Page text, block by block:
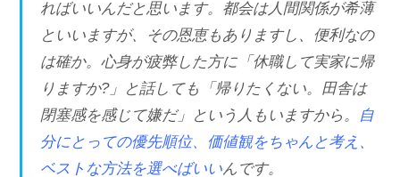
ればいいんだと思います。都会は人間関係が希薄
といいますが、その恩恵もありますし、便利なの
は確か。心身が疲弊した方に「休職して実家に帰
りますか?」と話しても「帰りたくない。田舎は
閉塞感を感じて嫌だ」という人もいますから。 自
分にとっての優先順位、価値観をちゃんと考え、
ベストな方法を選べばいいんです。